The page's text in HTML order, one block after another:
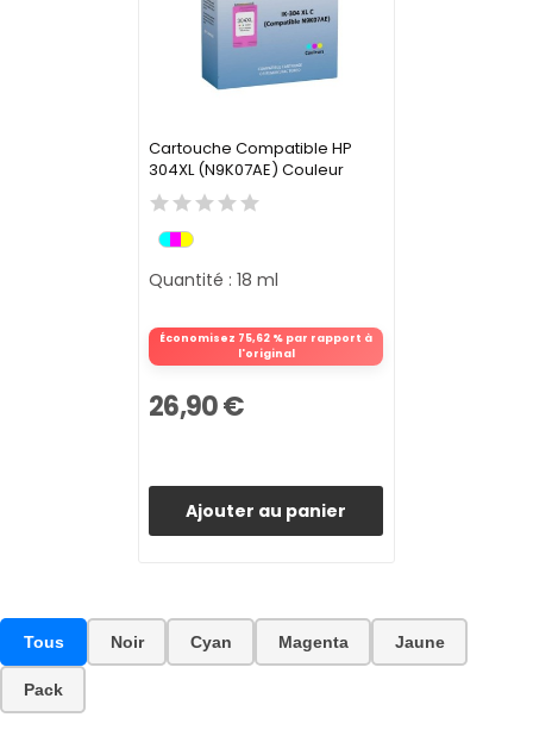
Cartouche Compatible HP
304XL (N9K07AE) Couleur
Économisez 75,62 % par rapport à
l'original
Quantité : 18 ml
26,90 €
Ajouter au panier
Tous Noir Cyan Magenta Jaune
Pack